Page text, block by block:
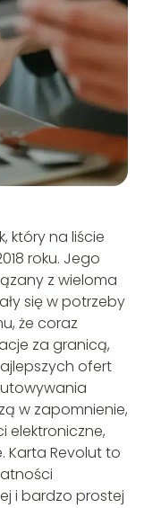
który na liście
roku. Jego
z wieloma
się w potrzeby
że coraz
za granicą,
ofert
w zapomnienie,
elektroniczne,
Karta Revolut to
i bardzo prostej